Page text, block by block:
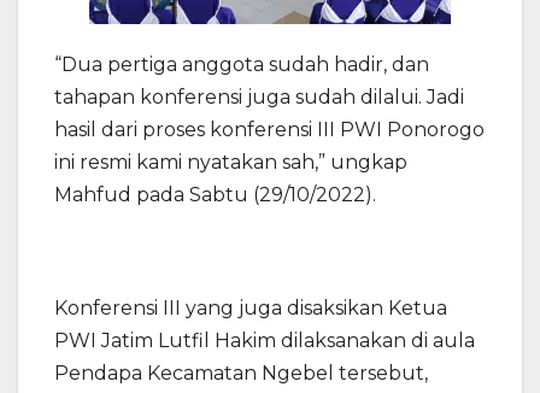
“Dua pertiga anggota sudah hadir, dan
tahapan konferensi juga sudah dilalui. Jadi
hasil dari proses konferensi III PWI Ponorogo
ini resmi kami nyatakan sah,” ungkap
Mahfud pada Sabtu (29/10/2022).
Konferensi III yang juga disaksikan Ketua
PWI Jatim Lutfil Hakim dilaksanakan di aula
Pendapa Kecamatan Ngebel tersebut,